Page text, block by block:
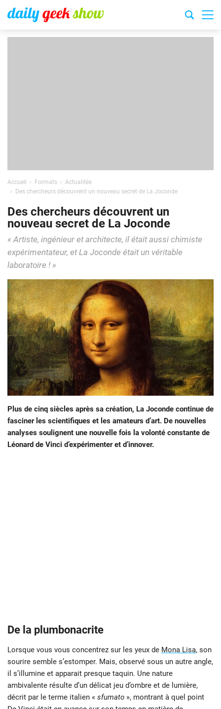
Accueil Formats
Actualités
Des chercheurs découvrent un nouveau secret de La Joconde
Des chercheurs découvrent un
nouveau secret de La Joconde
« Artiste, ingénieur et architecte, il était aussi chimiste
expérimentateur, et La Joconde était un véritable
laboratoire ! »
Plus de cinq siècles après sa création, La Joconde continue de
fasciner les scientifiques et les amateurs d’art. De nouvelles
analyses soulignent une nouvelle fois la volonté constante de
Léonard de Vinci d’expérimenter et d’innover.
De la plumbonacrite
Lorsque vous vous concentrez sur les yeux de Mona Lisa, son
sourire semble s’estomper. Mais, observé sous un autre angle,
il s’illumine et apparait presque taquin. Une nature
ambivalente résulte d’un délicat jeu d’ombre et de lumière,
décrit par le terme italien « sfumato », montrant à quel point